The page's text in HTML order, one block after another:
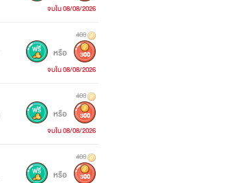
จบใน 08/08/2026
400
หรือ 300
จบใน 08/08/2026
400
หรือ 300
จบใน 08/08/2026
400
หรือ 300